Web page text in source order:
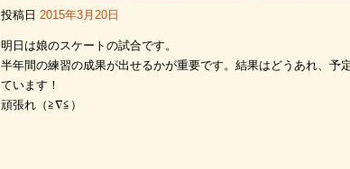
投稿日 2015年3月20日
明日は娘のスケートの試合です。
半年間の練習の成果が出せるかが重要です。結果はどうあれ、予
ています！
頑張れ（≧∇≦）